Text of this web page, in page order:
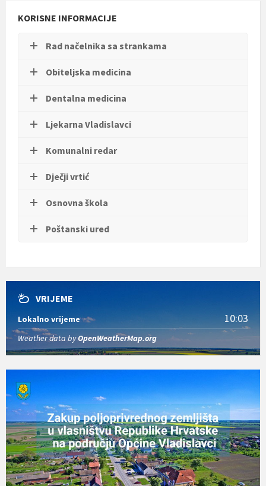
KORISNE INFORMACIJE
Rad načelnika sa strankama
Obiteljska medicina
Dentalna medicina
Ljekarna Vladislavci
Komunalni redar
Dječji vrtić
Osnovna škola
Poštanski ured
VRIJEME
Lokalno vrijeme 10:03
Weather data byOpenWeatherMap.org